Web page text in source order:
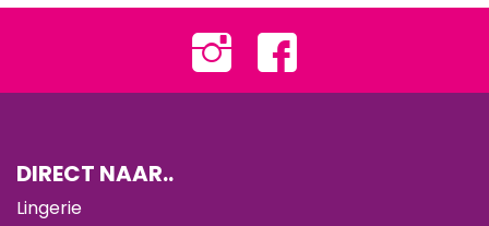
DIRECT NAAR..
Lingerie